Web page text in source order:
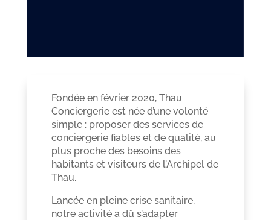
Fondée en février 2020, Thau
Conciergerie est née d’une volonté
simple : proposer des services de
conciergerie fiables et de qualité, au
plus proche des besoins des
habitants et visiteurs de l’Archipel de
Thau.
Lancée en pleine crise sanitaire,
notre activité a dû s’adapter